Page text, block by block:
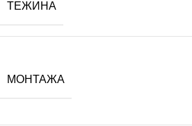
ТЕЖИНА
МОНТАЖА